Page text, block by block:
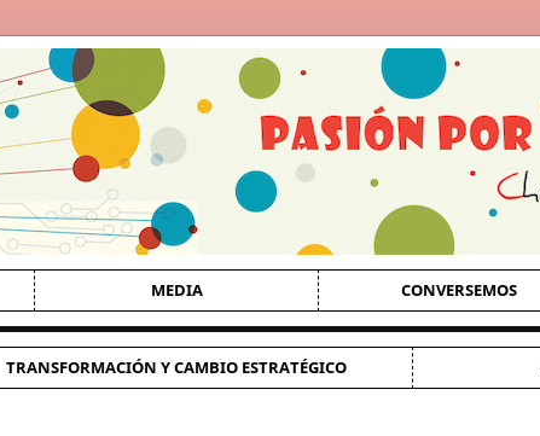
MEDIA CONVERSEMOS
TRANSFORMACIÓN Y CAMBIO ESTRATÉGICO